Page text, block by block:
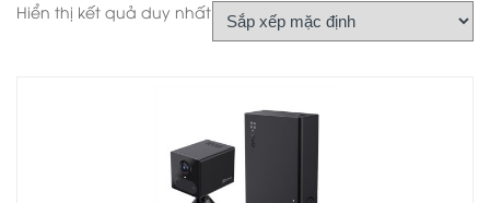
Hiển thị kết quả duy nhất